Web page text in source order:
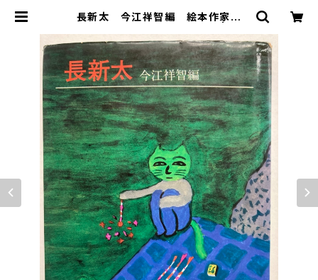
長新太 今江祥智編 絵本作家文
ズボックス